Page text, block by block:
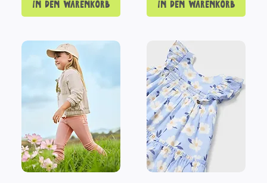
In den Warenkorb In den Warenkorb